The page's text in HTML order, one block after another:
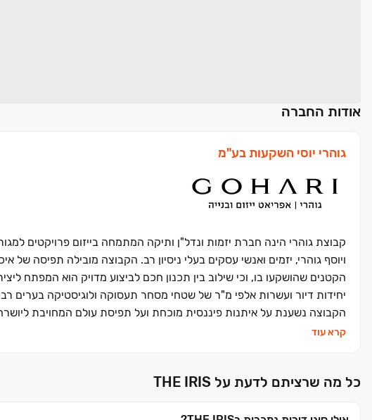
אודות החברה
גוהרי יוסי השקעות בע"מ
קבוצת גוהרי הינה חברת יזמות ונדל"ן ותיקה המתמחה בייזום פרויקטים
ויוסף גוהרי, יזמים ואנשי עסקים בעלי ניסיון רב. הקבוצה מובילה תפיסה
הקטנים שהושקעו בו, וכי שילוב בין תכנון חכם לביצוע מדויק הוא המפתח
יחידות דיור ועשרות אלפי מ"ר של שטחי מסחר תעסוקה ולוגיסטיקה בערים
הקבוצה נשענת על איתנות פיננסית מוכחת ועל תפיסת עולם המחויבת
ולבנות פרויקטים נחשקים המתוכננים בדיוק רב, מתוך מחויבות עמוקה לאיכות
קרא עוד
כל מה שרציתם לדעת על THE IRIS